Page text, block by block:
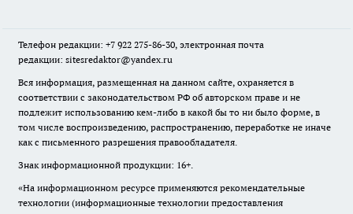
Телефон редакции: +7 922 275-86-30, электронная почта
редакции: sitesredaktor@yandex.ru
Вся информация, размещенная на данном сайте, охраняется в
соответствии с законодательством РФ об авторском праве и не
подлежит использованию кем-либо в какой бы то ни было форме, в
том числе воспроизведению, распространению, переработке не иначе
как с письменного разрешения правообладателя.
Знак информационной продукции: 16+.
«На информационном ресурсе применяются рекомендательные
технологии (информационные технологии предоставления